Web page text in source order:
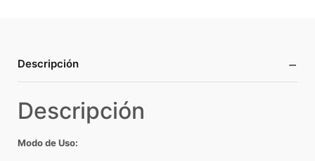
Descripción −
Descripción
Modo de Uso: